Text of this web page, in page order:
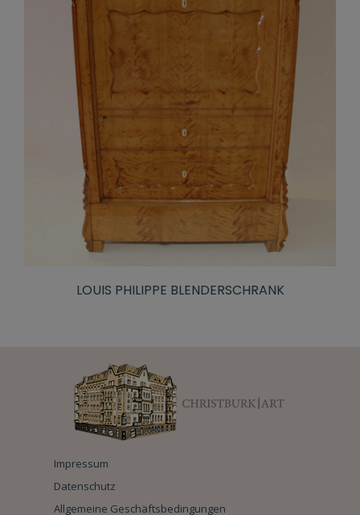
LOUIS PHILIPPE BLENDERSCHRANK
Impressum
Datenschutz
Allgemeine Geschäftsbedingungen